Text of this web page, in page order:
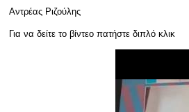
Αντρέας Ριζούλης
Για να δείτε το βίντεο πατήστε διπλό κλικ